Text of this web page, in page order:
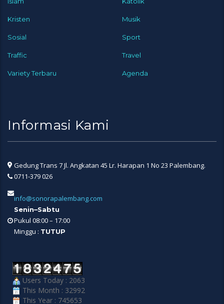
Kristen Musik
Sosial Sport
Traffic Travel
Variety Terbaru Agenda
Informasi Kami
Gedung Trans 7 Jl. Angkatan 45 Lr. Harapan 1 No 23 Palembang.
0711-379 026
info@sonorapalembang.com
Senin–Sabtu
Pukul 08:00 – 17:00
Minggu : TUTUP
Users Today : 2063
This Month : 32992
This Year : 745653